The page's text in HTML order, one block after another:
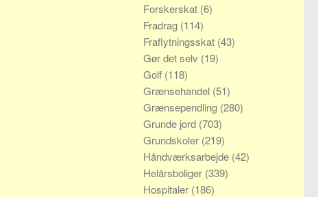
Forskerskat (6)
Fradrag (114)
Fraflytningsskat (43)
Gør det selv (19)
Golf (118)
Grænsehandel (51)
Grænsependling (280)
Grunde jord (703)
Grundskoler (219)
Håndværksarbejde (42)
Helårsboliger (339)
Hospitaler (186)